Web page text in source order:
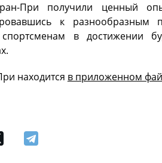
При получили ценный
к разнообразным
в достижении
находится в приложенном